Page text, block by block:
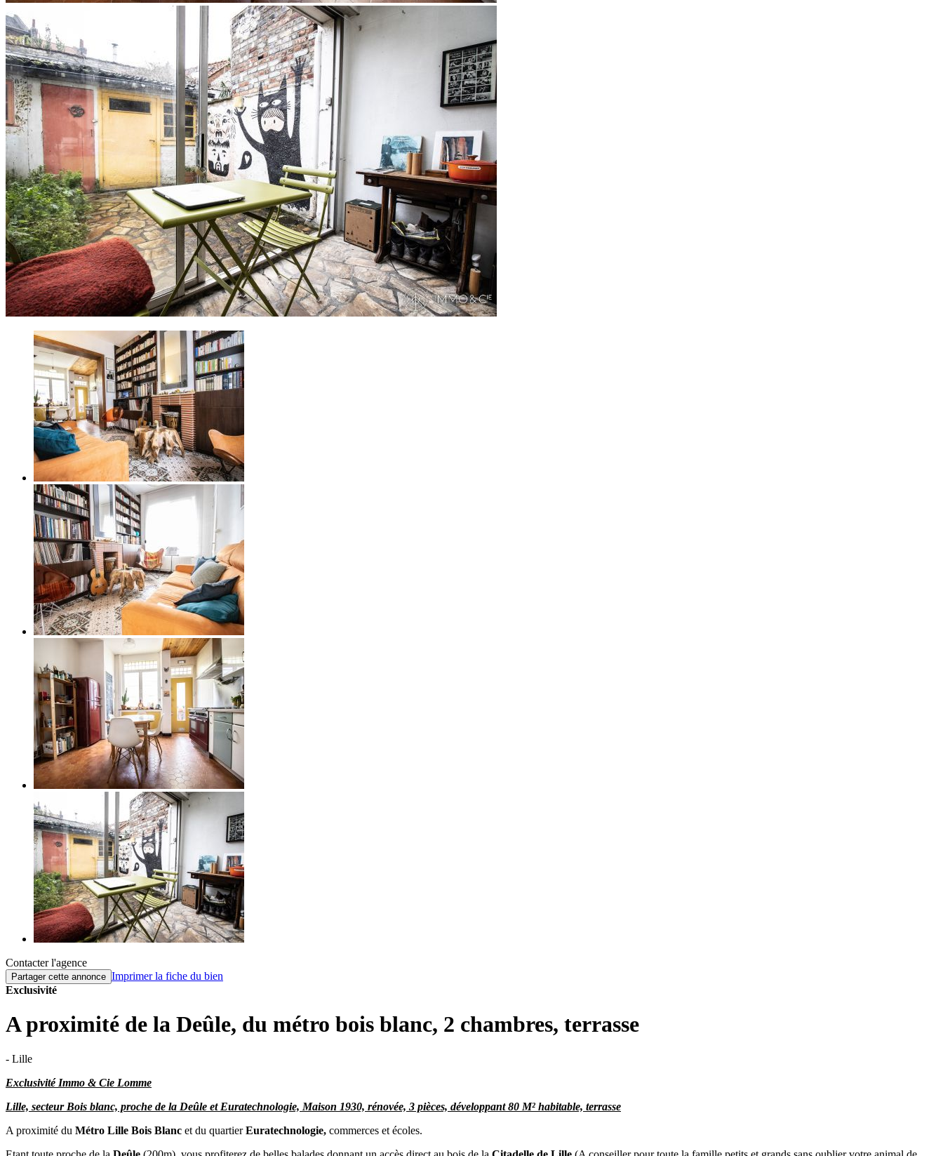
Contacter l'agence
Partager cette annonce Imprimer la fiche du bien
Exclusivité
A proximité de la Deûle, du métro bois blanc, 2 chambres, terrasse
- Lille
Exclusivité Immo & Cie Lomme
Lille, secteur Bois blanc, proche de la Deûle et Euratechnologie, Maison 1930, rénovée, 3 pièces, développant 80 M² habitable, terrasse
A proximité du Métro Lille Bois Blanc et du quartierEuratechnologie, commerces et écoles.